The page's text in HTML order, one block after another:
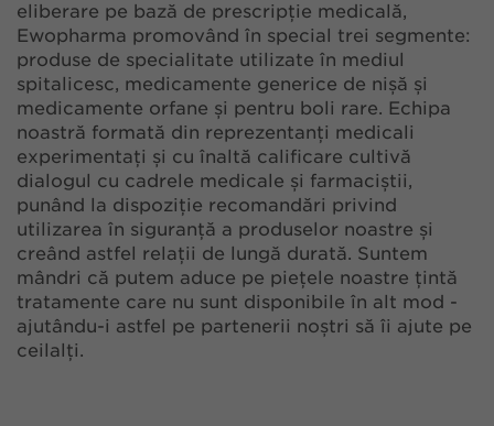
eliberare pe bază de prescripție medicală,
Ewopharma promovând în special trei segmente:
produse de specialitate utilizate în mediul
spitalicesc, medicamente generice de nișă și
medicamente orfane și pentru boli rare. Echipa
noastră formată din reprezentanți medicali
experimentați și cu înaltă calificare cultivă
dialogul cu cadrele medicale și farmaciștii,
punând la dispoziție recomandări privind
utilizarea în siguranță a produselor noastre și
creând astfel relații de lungă durată. Suntem
mândri că putem aduce pe piețele noastre țintă
tratamente care nu sunt disponibile în alt mod -
ajutându-i astfel pe partenerii noștri să îi ajute pe
ceilalți.